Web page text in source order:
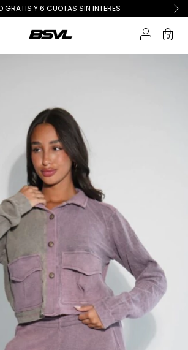
GRATIS Y 6 CUOTAS SIN INTERES
0